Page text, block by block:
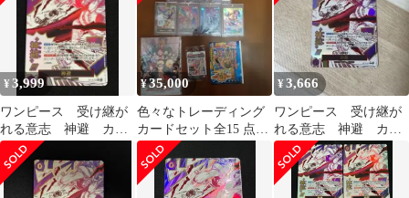
¥3,999
ワンピース 受け継が
れる意志 神避 カム
サリ R パラレル
OP13-076
¥35,000
色々なトレーディング
カードセット全15 点
+DVD
¥3,666
ワンピース 受け継が
れる意志 神避 カム
サリ R パラレル
OP13-076